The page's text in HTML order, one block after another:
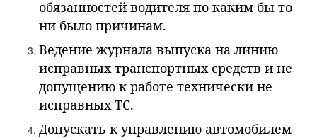
обязанностей водителя по каким бы то
ни было причинам.
Ведение журнала выпуска на линию
исправных транспортных средств и не
допущению к работе технически не
исправных ТС.
Допускать к управлению автомобилем